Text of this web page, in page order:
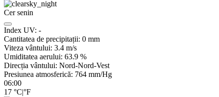
Cer senin
Index UV: -
Cantitatea de precipitații: 0 mm
Viteza vântului: 3.4 m/s
Umiditatea aerului: 63.9 %
Direcția vântului: Nord-Nord-Vest
Presiunea atmosferică: 764 mm/Hg
06:00
17 °C|°F